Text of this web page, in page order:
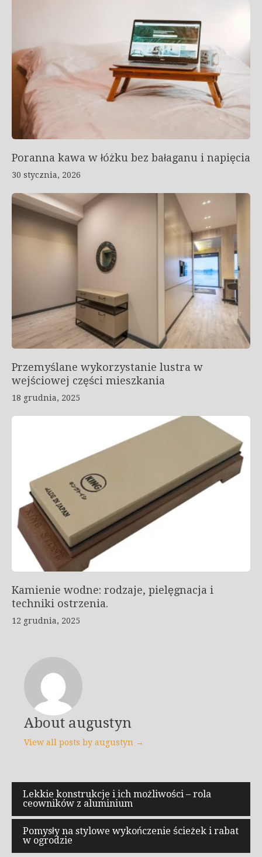
Poranna kawa w łóżku bez bałaganu i napięcia
30 stycznia, 2026
Przemyślane wykorzystanie lustra w
wejściowej części mieszkania
18 grudnia, 2025
Kamienie wodne: rodzaje, pielęgnacja i
techniki ostrzenia.
12 grudnia, 2025
About augustyn
View all posts by augustyn →
Nawigacja
wpisu
Lekkie konstrukcje i ich możliwości – rola
ceowników z aluminium
Pomysły na stylowe wykończenie ścieżek i rabat
w ogrodzie